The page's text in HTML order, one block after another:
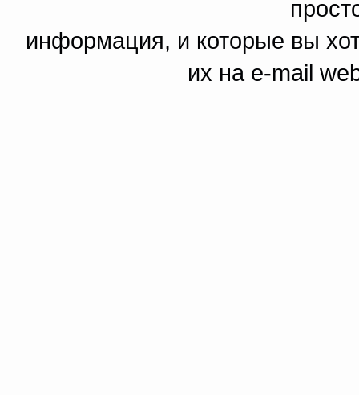
информация, и которые вы
их на e-mail